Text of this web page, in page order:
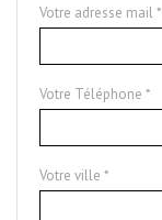
Votre adresse mail *
Votre Téléphone *
Votre ville *